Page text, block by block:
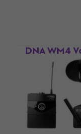
DNA WM4
Bezvadu
Bezvadu
189 €
Ir noliktavā